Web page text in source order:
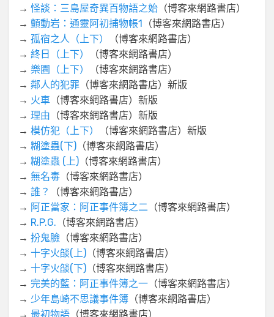
→ 怪談：三島屋奇異百物語之始 （博客來網路書店）
→ 顫動岩：通靈阿初捕物帳1
（博客來網路書店）
→ 孤宿之人（上下）
（博客來網路書店）
→ 終日（上下）
（博客來網路書店）
→ 樂園（上下）
（博客來網路書店）
→ 鄰人的犯罪 （博客來網路書店）新版
→ 火車 （博客來網路書店）新版
→ 理由 （博客來網路書店）新版
→ 模仿犯（上下）
（博客來網路書店）新版
→ 糊塗蟲(下) （博客來網路書店）
→ 糊塗蟲 (上) （博客來網路書店）
→ 無名毒 （博客來網路書店）
→ 誰？
（博客來網路書店）
→ 阿正當家：阿正事件簿之二 （博客來網路書店）
→ R.P.G. （博客來網路書店）
→ 扮鬼臉 （博客來網路書店）
→ 十字火燄(上) （博客來網路書店）
→ 十字火燄(下) （博客來網路書店）
→ 完美的藍：阿正事件簿之一 （博客來網路書店）
→ 少年島崎不思議事件簿 （博客來網路書店）
→ 最初物語 （博客來網路書店）